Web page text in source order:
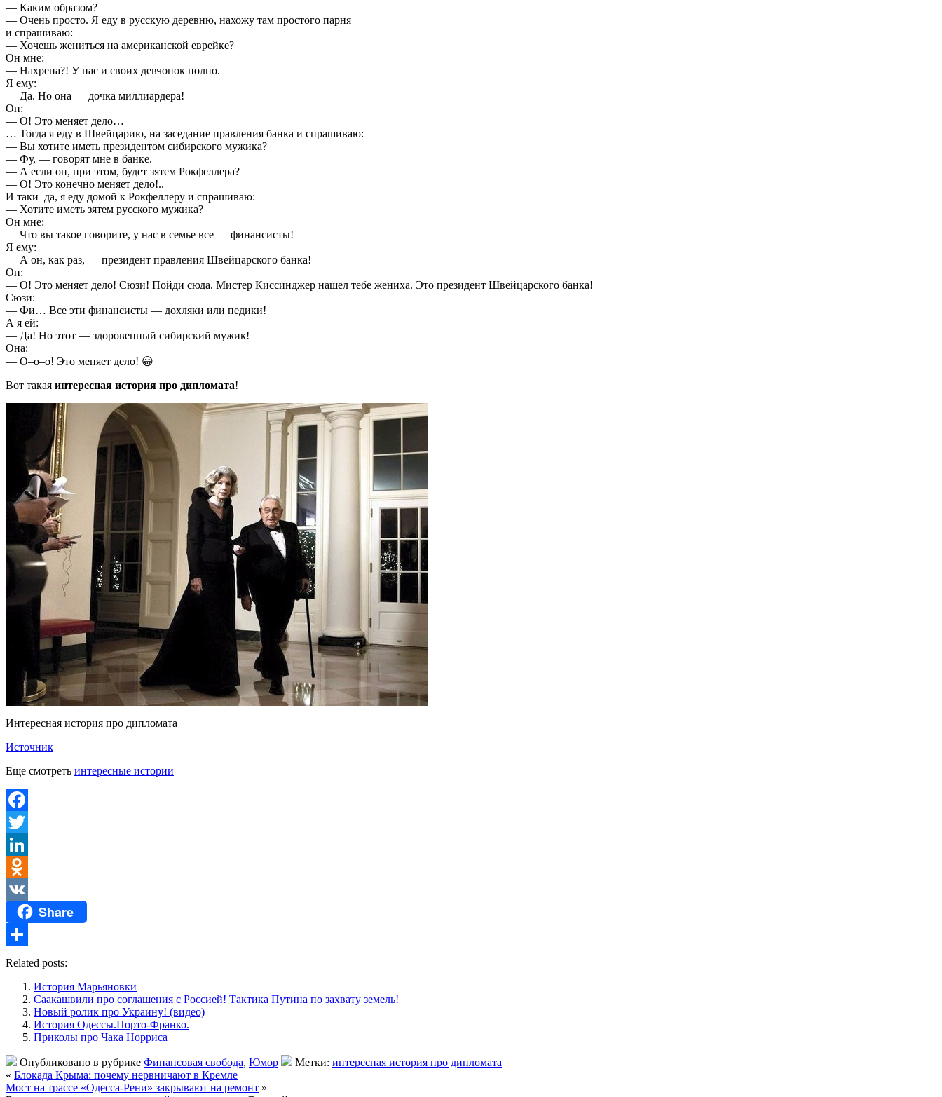
— Каким образом?
— Очень просто. Я еду в русскую деревню, нахожу там простого парня
и спрашиваю:
— Хочешь жениться на американской еврейке?
Он мне:
— Нахрена?! У нас и своих девчонок полно.
Я ему:
— Да. Но она — дочка миллиардера!
Он:
— О! Это меняет дело…
… Тогда я еду в Швейцарию, на заседание правления банка и спрашиваю:
— Вы хотите иметь президентом сибирского мужика?
— Фу, — говорят мне в банке.
— А если он, при этом, будет зятем Рокфеллера?
— О! Это конечно меняет дело!..
И таки–да, я еду домой к Рокфеллеру и спрашиваю:
— Хотите иметь зятем русского мужика?
Он мне:
— Что вы такое говорите, у нас в семье все — финансисты!
Я ему:
— А он, как раз, — президент правления Швейцарского банка!
Он:
— О! Это меняет дело! Сюзи! Пойди сюда. Мистер Киссинджер нашел тебе жениха. Это президент Швейцарского банка!
Сюзи:
— Фи… Все эти финансисты — дохляки или педики!
А я ей:
— Да! Но этот — здоровенный сибирский мужик!
Она:
— О–о–о! Это меняет дело! 😀
Вот такая интересная история про дипломата!
Интересная история про дипломата
Источник
Еще смотреть интересные истории
Facebook
Twitter
LinkedIn
Odnoklassniki
VK
Share
Отправить
Related posts:
История Марьяновки
Саакашвили про соглашения с Россией! Тактика Путина по захвату земель!
Новый ролик про Украину! (видео)
История Одессы.Порто-Франко.
Приколы про Чака Норриса
Опубликовано в рубрике Финансовая свобода, Юмор Метки: интересная история про дипломата
« Блокада Крыма: почему нервничают в Кремле
Мост на трассе «Одесса-Рени» закрывают на ремонт »